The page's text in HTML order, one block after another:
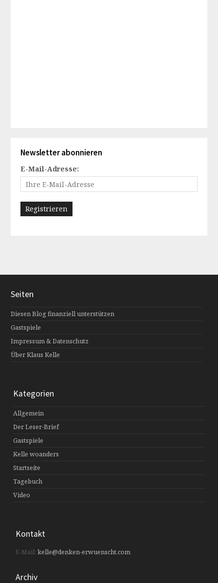
Newsletter abonnieren
E-Mail-Adresse:
Seiten
Diesen Blog finanziell unterstützen
Gastspiele
Impressum & Datenschutz
Über Klaus Kelle
Kategorien
Allgemein
Der Leser-Brief
Gastspiele
Kelle woanders
Startseite
Tagebuch
Video
Kontakt
E-Mail:kelle@denken-erwuenscht.com
Archiv